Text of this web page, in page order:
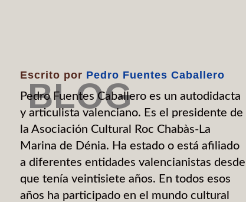
BLOG
Escrito por Pedro Fuentes Caballero
Pedro Fuentes Caballero es un autodidacta
y articulista valenciano. Es el presidente de
la Asociación Cultural Roc Chabàs-La
Marina de Dénia. Ha estado o está afiliado
a diferentes entidades valencianistas desde
que tenía veintisiete años. En todos esos
años ha participado en el mundo cultural